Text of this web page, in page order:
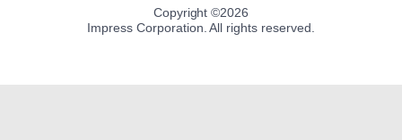
Copyright ©2026
Impress Corporation. All rights reserved.